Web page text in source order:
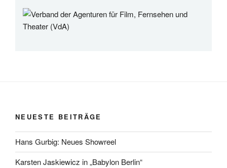
NEUESTE BEITRÄGE
Hans Gurbig: Neues Showreel
Karsten Jaskiewicz in „Babylon Berlin“